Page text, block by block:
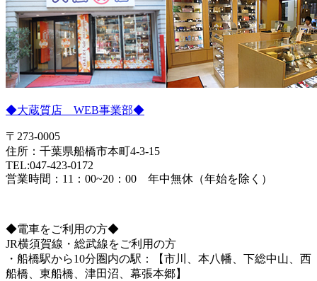
◆大蔵質店 WEB事業部◆
〒273-0005
住所：千葉県船橋市本町4-3-15
TEL:047-423-0172
営業時間：11：00~20：00 年中無休（年始を除く）
◆電車をご利用の方◆
JR横須賀線・総武線をご利用の方
・船橋駅から10分圏内の駅：【市川、本八幡、下総中山、西
船橋、東船橋、津田沼、幕張本郷】